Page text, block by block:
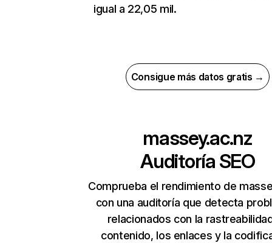
igual a 22,05 mil.
Consigue más datos gratis →
massey.ac.nz
Auditoría SEO
Comprueba el rendimiento de
con una auditoría que detecta
relacionados con la
contenido, los enlaces y la